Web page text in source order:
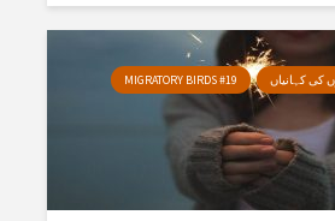
کی کہانیاں MIGRATORY BIRDS #19